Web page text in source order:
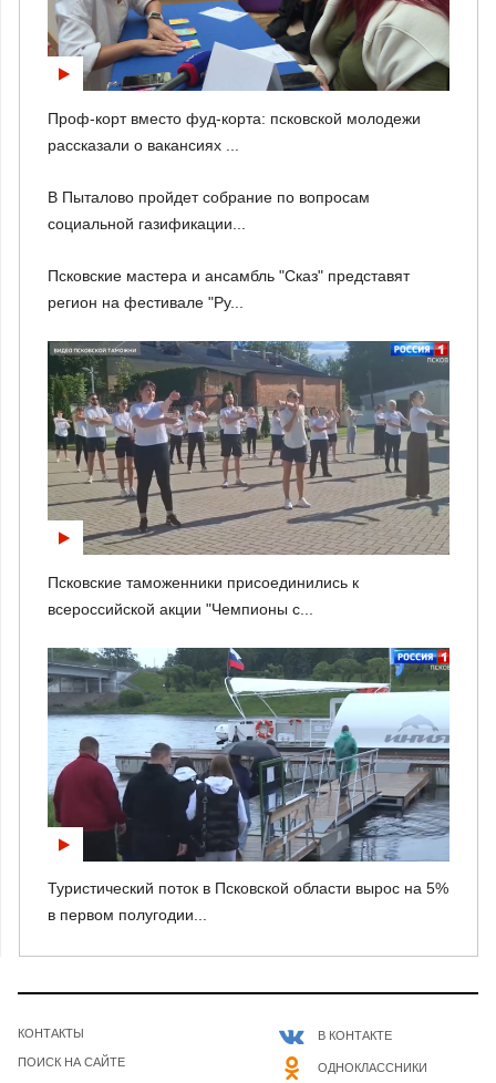
Проф-корт вместо фуд-корта: псковской молодежи
рассказали о вакансиях ...
В Пыталово пройдет собрание по вопросам
социальной газификации...
Псковские мастера и ансамбль "Сказ" представят
регион на фестивале "Ру...
Псковские таможенники присоединились к
всероссийской акции "Чемпионы с...
Туристический поток в Псковской области вырос на 5%
в первом полугодии...
КОНТАКТЫ
ПОИСК НА САЙТЕ
В КОНТАКТЕ
ОДНОКЛАССНИКИ